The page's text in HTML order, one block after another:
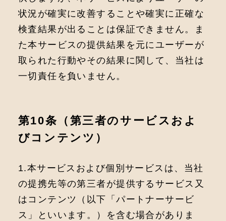
状況が確実に改善することや確実に正確な
検査結果が出ることは保証できません。ま
た本サービスの提供結果を元にユーザーが
取られた⾏動やその結果に関して、当社は
⼀切責任を負いません。
第10条（第三者のサービスおよ
びコンテンツ）
1.本サービスおよび個別サービスは、当社
の提携先等の第三者が提供するサービス⼜
はコンテンツ（以下「パートナーサービ
ス」といいます。）を含む場合がありま